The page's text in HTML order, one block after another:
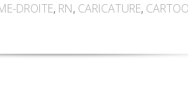
DROITE, RN, CARICATURE,